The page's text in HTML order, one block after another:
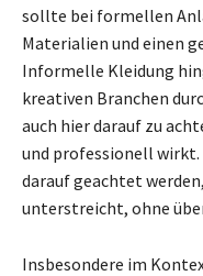
sollte bei formellen
Materialien und einen
Informelle Kleidung
kreativen Branchen
auch hier darauf zu
und professionell wirkt.
darauf geachtet
unterstreicht, ohne
Insbesondere im